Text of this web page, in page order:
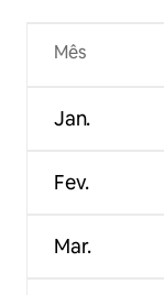
Mês
Jan.
Fev.
Mar.